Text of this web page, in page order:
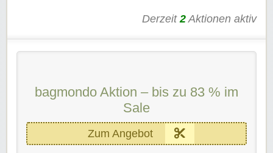
Derzeit 2 Aktionen aktiv
bagmondo Aktion – bis zu 83 % im
Sale
Zum Angebot